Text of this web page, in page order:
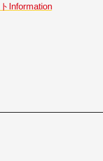
Information